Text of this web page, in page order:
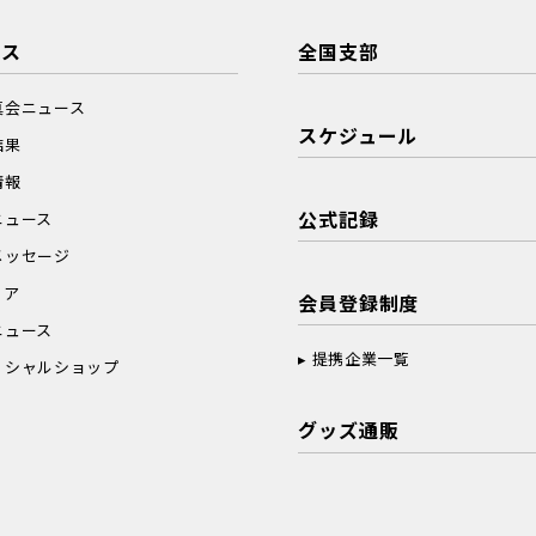
ニュース
果
報
ース
セージ
ース
ャルショップ
全国支部
スケジュール
公式記録
会員登録制度
提携企業一覧
グッズ通販